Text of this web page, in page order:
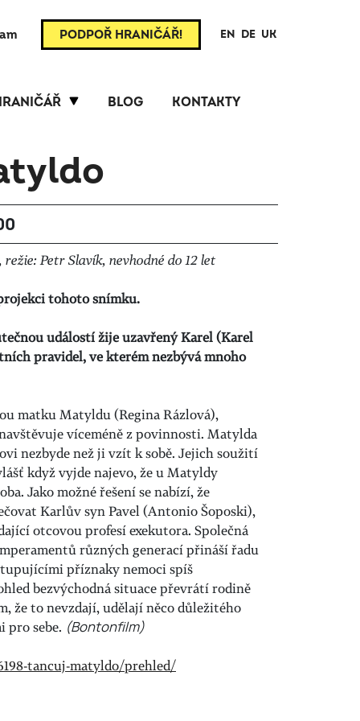
PODPOŘ HRANIČÁŘ! EN DE UK
BLOG KONTAKTY
Petr Slavík, nevhodné do 12 let
tohoto snímku.
událostí žije uzavřený Karel (Karel
pravidel, ve kterém nezbývá mnoho
matku Matyldu (Regina Rázlová),
víceméně z povinnosti. Matylda
nezbyde než ji vzít k sobě. Jejich soužití
když vyjde najevo, že u Matyldy
Jako možné řešení se nabízí, že
Karlův syn Pavel (Antonio Šoposki),
otcovou profesí exekutora. Společná
různých generací přináší řadu
příznaky nemoci spíš
bezvýchodná situace převrátí rodině
že to nevzdají, udělají něco důležitého
pro sebe. (Bontonfilm)
tancuj-matyldo/prehled/